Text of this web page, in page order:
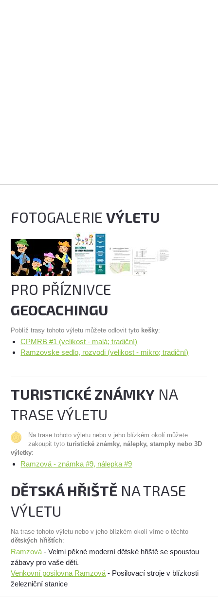
FOTOGALERIEVÝLETU
PRO PŘÍZNIVCE
GEOCACHINGU
Poblíž trasy tohoto výletu můžete odlovit tyto kešky:
CPMRB #1 (velikost - malá; tradiční)
Ramzovske sedlo, rozvodi (velikost - mikro; tradiční)
TURISTICKÉ ZNÁMKY NA
TRASE VÝLETU
Na trase tohoto výletu nebo v jeho blízkém okolí můžete
zakoupit tytoturistické známky, nálepky, stampky nebo 3D
výletky:
Ramzová - známka #9, nálepka #9
DĚTSKÁ HŘIŠTĚ NA TRASE
VÝLETU
Na trase tohoto výletu nebo v jeho blízkém okolí víme o těchto
dětských hřištích:
Ramzová - Velmi pěkné moderní dětské hřiště se spoustou
zábavy pro vaše děti.
Venkovní posilovna Ramzová - Posilovací stroje v blízkosti
železniční stanice